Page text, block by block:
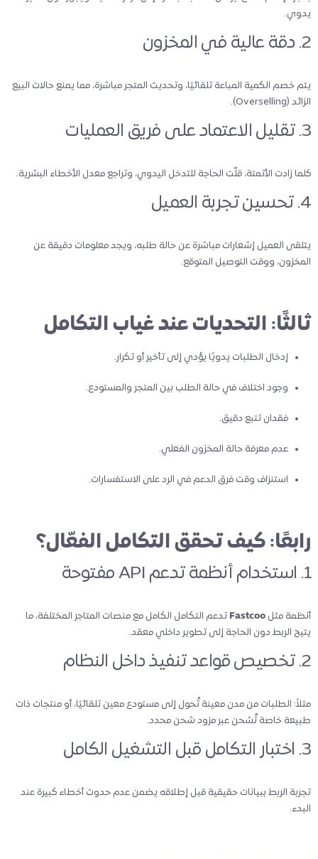
يدوي.
2. دقة عالية في المخزون
يتم خصم الكمية المباعة تلقائيًا، وتحديث المتجر مباشرة، مما يمنع حالات البيع
الزائد (Overselling).
3. تقليل الاعتماد على فريق العمليات
كلما زادت الأتمتة، قلّت الحاجة للتدخل اليدوي، وتراجع معدل الأخطاء البشرية.
4. تحسين تجربة العميل
يتلقى العميل إشعارات مباشرة عن حالة طلبه، ويجد معلومات دقيقة عن
المخزون، ووقت التوصيل المتوقع.
ثالثًا: التحديات عند غياب التكامل
إدخال الطلبات يدويًا يؤدي إلى تأخير أو تكرار.
وجود اختلاف في حالة الطلب بين المتجر والمستودع.
فقدان تتبع دقيق.
عدم معرفة حالة المخزون الفعلي.
استنزاف وقت فرق الدعم في الرد على الاستفسارات.
رابعًا: كيف تحقق التكامل الفعّال؟
1. استخدام أنظمة تدعم API مفتوحة
أنظمة مثل Fastcoo تدعم التكامل الكامل مع منصات المتاجر المختلفة، ما
يتيح الربط دون الحاجة إلى تطوير داخلي معقد.
2. تخصيص قواعد تنفيذ داخل النظام
مثلاً: الطلبات من مدن معينة تُحول إلى مستودع معين تلقائيًا، أو منتجات ذات
طبيعة خاصة تُشحن عبر مزود شحن محدد.
3. اختبار التكامل قبل التشغيل الكامل
تجربة الربط ببيانات حقيقية قبل إطلاقه يضمن عدم حدوث أخطاء كبيرة عند
البدء.